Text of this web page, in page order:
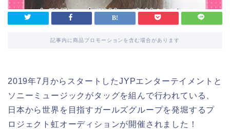
記事内に商品プロモーションを含む場合があります
2019年7月からスタートしたJYPエンターテイメントと
ソニーミュージックがタッグを組んで行われている、
日本から世界を目指すガールズグループを発堀するプ
ロジェクト虹オーディションが開催されました！